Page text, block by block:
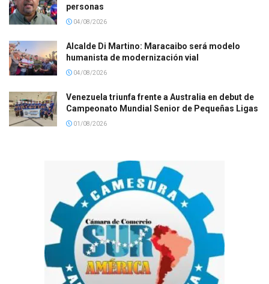
personas
04/08/2026
Alcalde Di Martino: Maracaibo será modelo
humanista de modernización vial
04/08/2026
Venezuela triunfa frente a Australia en debut de
Campeonato Mundial Senior de Pequeñas Ligas
01/08/2026